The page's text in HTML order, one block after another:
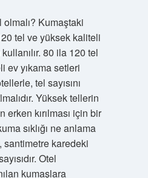
Kumaştaki
tel ve yüksek kaliteli
80 ila 120 tel
ev yıkama setleri
tel sayısını
Yüksek tellerin
erken kırılması için bir
sıklığı ne anlama
santimetre karedeki
Otel
kumaşlara